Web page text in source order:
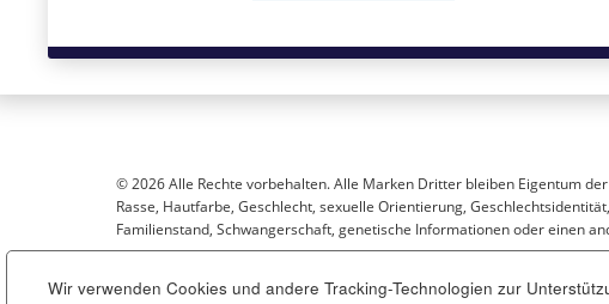
© 2026 Alle Rechte vorbehalten. Alle Marken Dritter bleiben Eigentum
Rasse, Hautfarbe, Geschlecht, sexuelle Orientierung,
Familienstand, Schwangerschaft, genetische Informationen oder einen
Sitemap
Wir verwenden Cookies und andere Tracking-Technologien zur